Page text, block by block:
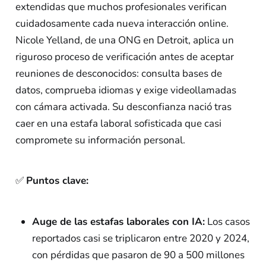
extendidas que muchos profesionales verifican
cuidadosamente cada nueva interacción online.
Nicole Yelland, de una ONG en Detroit, aplica un
riguroso proceso de verificación antes de aceptar
reuniones de desconocidos: consulta bases de
datos, comprueba idiomas y exige videollamadas
con cámara activada. Su desconfianza nació tras
caer en una estafa laboral sofisticada que casi
compromete su información personal.
✅ Puntos clave:
Auge de las estafas laborales con IA:Los casos
reportados casi se triplicaron entre 2020 y 2024,
con pérdidas que pasaron de 90 a 500 millones